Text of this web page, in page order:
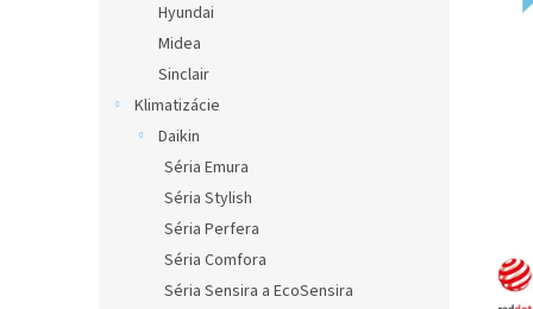
Hyundai
Midea
Sinclair
Klimatizácie
Daikin
Séria Emura
Séria Stylish
Séria Perfera
Séria Comfora
Séria Sensira a EcoSensira